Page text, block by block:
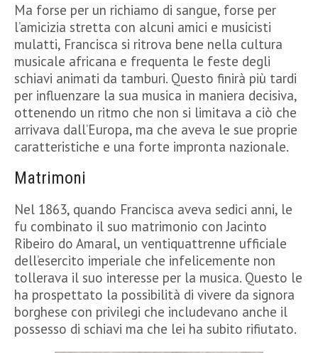
Ma forse per un richiamo di sangue, forse per
l’amicizia stretta con alcuni amici e musicisti
mulatti, Francisca si ritrova bene nella cultura
musicale africana e frequenta le feste degli
schiavi animati da tamburi. Questo finirà più tardi
per influenzare la sua musica in maniera decisiva,
ottenendo un ritmo che non si limitava a ciò che
arrivava dall’Europa, ma che aveva le sue proprie
caratteristiche e una forte impronta nazionale.
Matrimoni
Nel 1863, quando Francisca aveva sedici anni, le
fu combinato il suo matrimonio con Jacinto
Ribeiro do Amaral, un ventiquattrenne ufficiale
dell’esercito imperiale che infelicemente non
tollerava il suo interesse per la musica. Questo le
ha prospettato la possibilità di vivere da signora
borghese con privilegi che includevano anche il
possesso di schiavi ma che lei ha subito rifiutato.